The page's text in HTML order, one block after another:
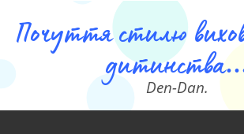
Почуття стилю
Den-Dan.